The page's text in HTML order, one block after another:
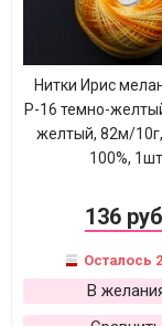
Нитки Ирис
Р-16 темно-
желтый, 82м/
100%, 1шт
136
Осталось
В